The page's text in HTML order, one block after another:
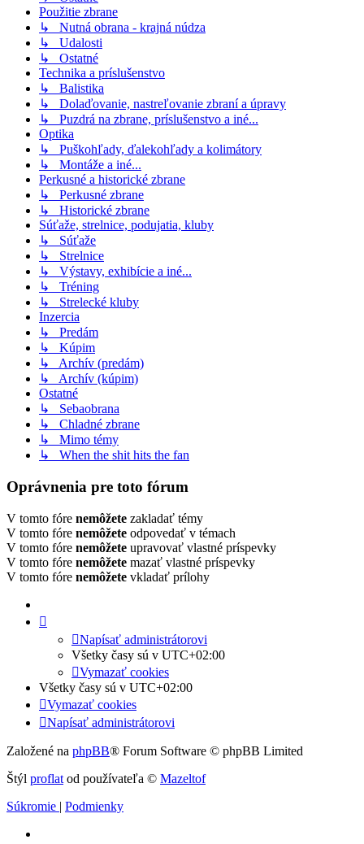
Použitie zbrane
↳ Nutná obrana - krajná núdza
↳ Udalosti
↳ Ostatné
Technika a príslušenstvo
↳ Balistika
↳ Dolaďovanie, nastreľovanie zbraní a úpravy
↳ Puzdrá na zbrane, príslušenstvo a iné...
Optika
↳ Puškohľady, ďalekohľady a kolimátory
↳ Montáže a iné...
Perkusné a historické zbrane
↳ Perkusné zbrane
↳ Historické zbrane
Súťaže, strelnice, podujatia, kluby
↳ Súťaže
↳ Strelnice
↳ Výstavy, exhibície a iné...
↳ Tréning
↳ Strelecké kluby
Inzercia
↳ Predám
↳ Kúpim
↳ Archív (predám)
↳ Archív (kúpim)
Ostatné
↳ Sebaobrana
↳ Chladné zbrane
↳ Mimo témy
↳ When the shit hits the fan
Oprávnenia pre toto fórum
V tomto fóre nemôžete zakladať témy
V tomto fóre nemôžete odpovedať v témach
V tomto fóre nemôžete upravovať vlastné príspevky
V tomto fóre nemôžete mazať vlastné príspevky
V tomto fóre nemôžete vkladať prílohy
Napísať administrátorovi
Všetky časy sú v UTC+02:00
Vymazať cookies
Všetky časy sú v UTC+02:00
Vymazať cookies
Napísať administrátorovi
Založené na phpBB® Forum Software © phpBB Limited
Štýl proflat od používateľa © Mazeltof
Súkromie | Podmienky